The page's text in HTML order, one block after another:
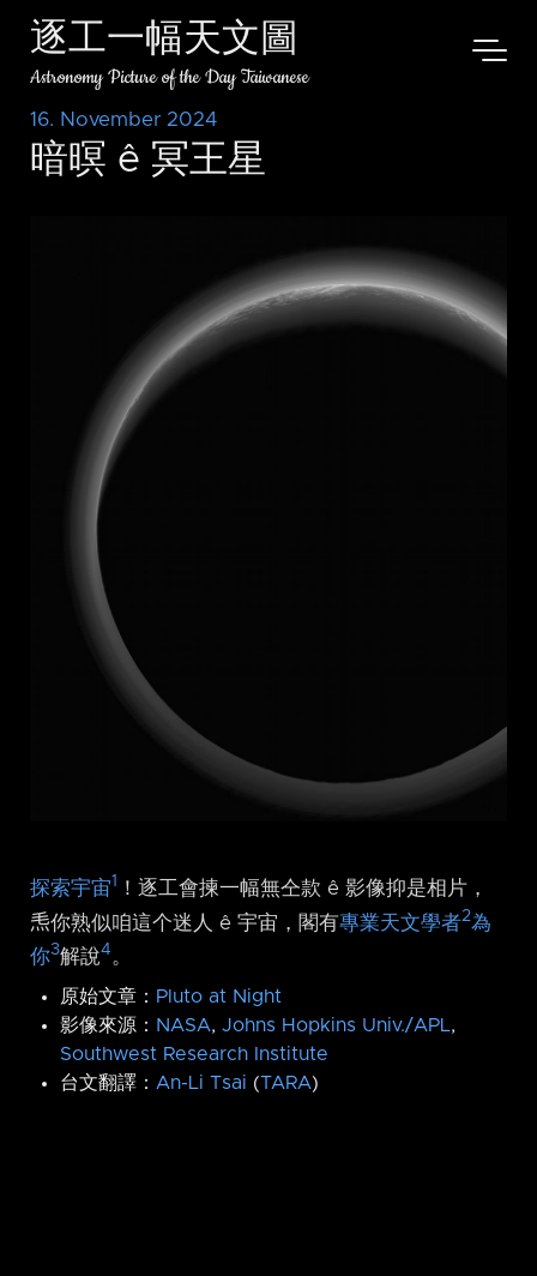
逐工一幅天文圖
Astronomy Picture of the Day Taiwanese
16. November 2024
暗暝 ê 冥王星
探索宇宙1
！逐工會揀一幅無仝款 ê 影像抑是相片，
𤆬你熟似咱這个迷人 ê 宇宙，閣有專業天文學者2為
你3解說4 。
原始文章： Pluto at Night
影像來源： NASA, Johns Hopkins Univ./APL,
Southwest Research Institute
台文翻譯： An-Li Tsai (TARA)